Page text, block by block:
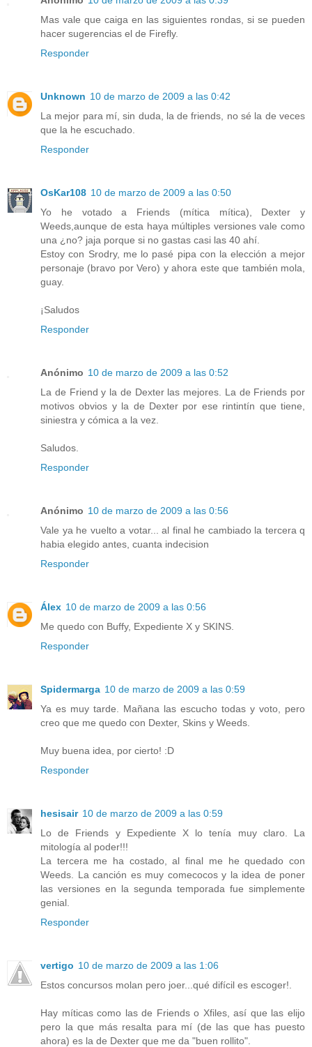
Mas vale que caiga en las siguientes rondas, si se pueden
hacer sugerencias el de Firefly.
Responder
Unknown 10 de marzo de 2009 a las 0:42
La mejor para mí, sin duda, la de friends, no sé la de veces
que la he escuchado.
Responder
OsKar108 10 de marzo de 2009 a las 0:50
Yo he votado a Friends (mítica mítica), Dexter y
Weeds,aunque de esta haya múltiples versiones vale como
una ¿no? jaja porque si no gastas casi las 40 ahí.
Estoy con Srodry, me lo pasé pipa con la elección a mejor
personaje (bravo por Vero) y ahora este que también mola,
guay.
¡Saludos
Responder
Anónimo 10 de marzo de 2009 a las 0:52
La de Friend y la de Dexter las mejores. La de Friends por
motivos obvios y la de Dexter por ese rintintín que tiene,
siniestra y cómica a la vez.
Saludos.
Responder
Anónimo 10 de marzo de 2009 a las 0:56
Vale ya he vuelto a votar... al final he cambiado la tercera q
habia elegido antes, cuanta indecision
Responder
Álex 10 de marzo de 2009 a las 0:56
Me quedo con Buffy, Expediente X y SKINS.
Responder
Spidermarga 10 de marzo de 2009 a las 0:59
Ya es muy tarde. Mañana las escucho todas y voto, pero
creo que me quedo con Dexter, Skins y Weeds.
Muy buena idea, por cierto! :D
Responder
hesisair 10 de marzo de 2009 a las 0:59
Lo de Friends y Expediente X lo tenía muy claro. La
mitología al poder!!!
La tercera me ha costado, al final me he quedado con
Weeds. La canción es muy comecocos y la idea de poner
las versiones en la segunda temporada fue simplemente
genial.
Responder
vertigo 10 de marzo de 2009 a las 1:06
Estos concursos molan pero joer...qué difícil es escoger!.
Hay míticas como las de Friends o Xfiles, así que las elijo
pero la que más resalta para mí (de las que has puesto
ahora) es la de Dexter que me da "buen rollito".